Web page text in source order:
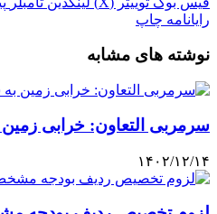
رایانامه چاپ
نوشته های مشابه
سرمربی التعاون: خرابی زمین
۱۴۰۲/۱۲/۱۴